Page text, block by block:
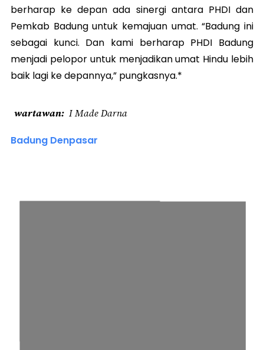
berharap ke depan ada sinergi antara PHDI dan
Pemkab Badung untuk kemajuan umat. “Badung ini
sebagai kunci. Dan kami berharap PHDI Badung
menjadi pelopor untuk menjadikan umat Hindu lebih
baik lagi ke depannya,” pungkasnya.*
wartawan I Made Darna
Badung Denpasar